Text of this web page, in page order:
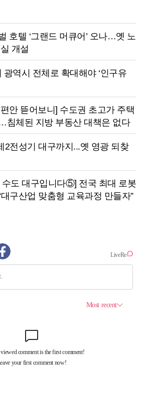
호텔 ‘그랜드 머큐어’ 오나…옛 노
개설
광역시 전체로 확대해야 ‘인구유
안 뜯어보니] 수도권 초고가 주택
침체된 지방 부동산 대책은 없다
2전성기 대구까지...옛 영광 되찾
수도 대구입니다⑤] 전국 최대 로봇
구산업 맞춤형 교육과정 만들자”